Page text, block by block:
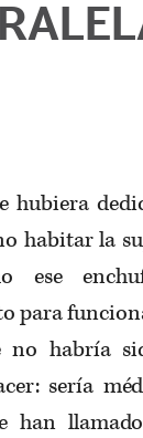
hubiera
habitar la
ese
para
no habría
sería
han